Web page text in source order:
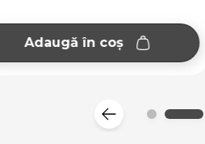
Adaugă în coș